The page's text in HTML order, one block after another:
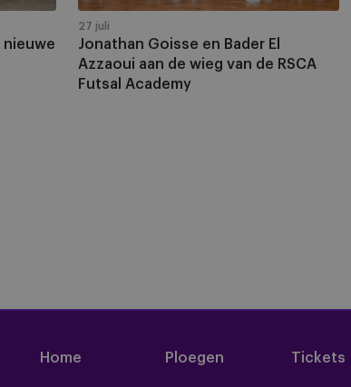
nieuwe
aan
de
wieg
van
de
Jonathan Goisse en Bader El
Azzaoui aan de wieg van de RSCA
Futsal Academy
27 juli
Home Ploegen Tickets